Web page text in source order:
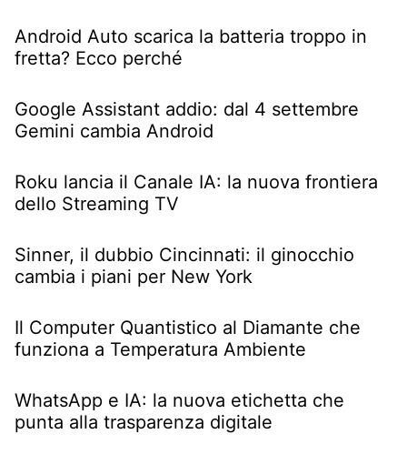
Android Auto scarica la batteria troppo in
fretta? Ecco perché
Google Assistant addio: dal 4 settembre
Gemini cambia Android
Roku lancia il Canale IA: la nuova frontiera
dello Streaming TV
Sinner, il dubbio Cincinnati: il ginocchio
cambia i piani per New York
Il Computer Quantistico al Diamante che
funziona a Temperatura Ambiente
WhatsApp e IA: la nuova etichetta che
punta alla trasparenza digitale